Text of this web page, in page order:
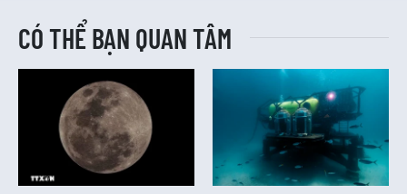
CÓ THỂ BẠN QUAN TÂM